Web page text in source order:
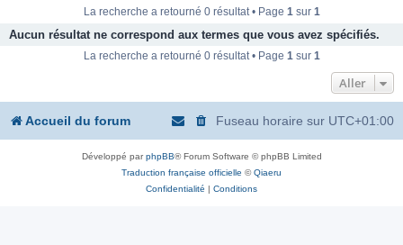
e
La recherche a retourné 0 résultat • Page 1sur 1
Aucun résultat ne correspond aux termes que vous avez spécifiés.
La recherche a retourné 0 résultat • Page 1sur 1
Aller
Accueil du forum Fuseau horaire sur UTC+01:00
Développé parphpBB® Forum Software © phpBB Limited
Traduction française officielle ©Qiaeru
Confidentialité | Conditions